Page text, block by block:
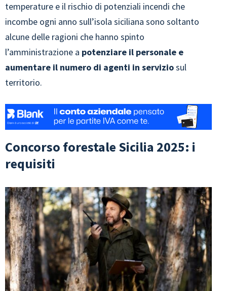
temperature e il rischio di potenziali incendi che
incombe ogni anno sull’isola siciliana sono soltanto
alcune delle ragioni che hanno spinto
l’amministrazione a potenziare il personale e
aumentare il numero di agenti in serviziosul
territorio.
Concorso forestale Sicilia 2025: i
requisiti